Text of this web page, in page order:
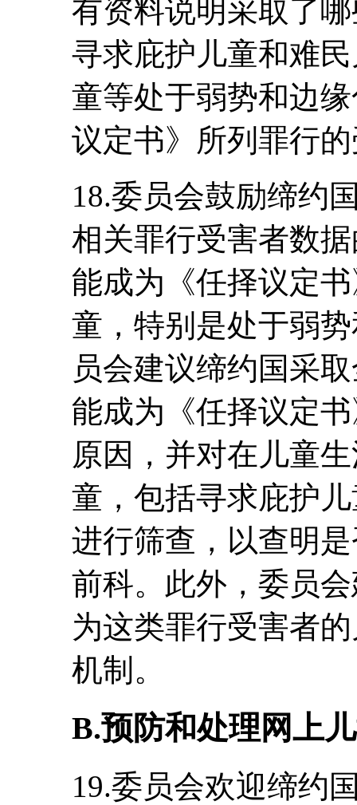
有资料说明采取了
寻求庇护儿童和难
童等处于弱势和边
议定书》所列罪行
18.委员会鼓励缔约
相关罪行受害者数
能成为《任择议定
童，特别是处于弱
员会建议缔约国采
能成为《任择议定
原因，并对在儿童
童，包括寻求庇护
进行筛查，以查明
前科。此外，委员
为这类罪行受害者
机制。
B.预防和处理网上
19.委员会欢迎缔约